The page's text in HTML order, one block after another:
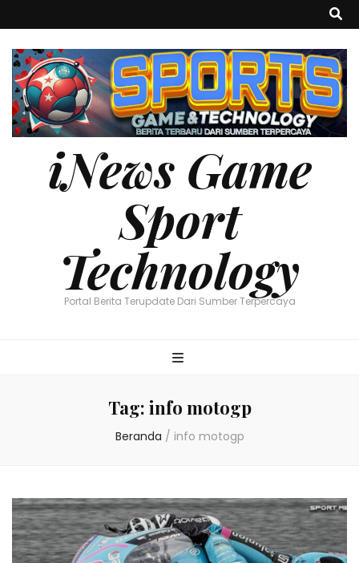
iNews Game
Sport
Technology
Portal Berita Terupdate Dari Sumber Terpercaya
Tag: info motogp
Beranda / info motogp